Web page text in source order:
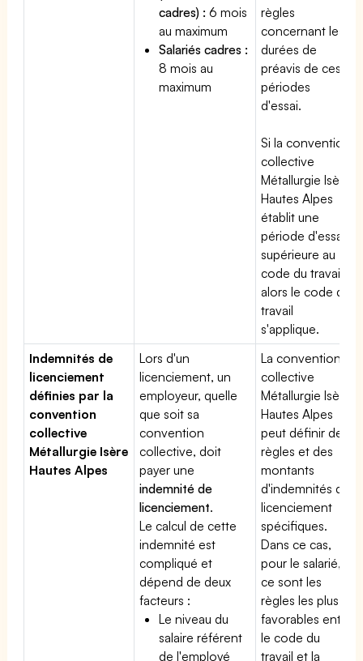
cadres) : 6 mois
au maximum
Salariés cadres :
8 mois au
maximum
règles
concernant les
durées de
préavis de ces
périodes
d'essai.
Si la convention
collective
Métallurgie Isère
Hautes Alpes
établit une
période d'essai
supérieure au
code du travail,
alors le code du
travail
s'applique.
Indemnités de
licenciement
définies par la
convention
collective
Métallurgie Isère
Hautes Alpes
Lors d'un
licenciement, un
employeur, quelle
que soit sa
convention
collective, doit
payer une
indemnité de
licenciement.
Le calcul de cette
indemnité est
compliqué et
dépend de deux
facteurs :
Le niveau du
salaire référent
de l'employé
La convention
collective
Métallurgie Isère
Hautes Alpes
peut définir des
règles et des
montants
d'indemnités de
licenciement
spécifiques.
Dans ce cas,
pour le salarié,
ce sont les
règles les plus
favorables entre
le code du
travail et la